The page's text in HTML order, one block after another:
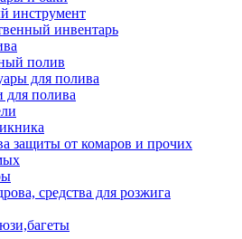
инструмент
инвентарь
полив
для полива
полива
защиты от комаров и прочих
средства для розжига